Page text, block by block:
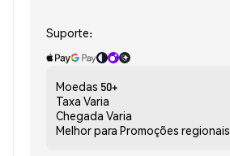
Suporte:
Moedas 50+
Taxa Varia
Chegada Varia
Melhor para Promoções regionais